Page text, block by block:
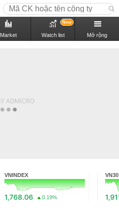
Market Watch list
New
Mở rộng
VNINDEX
1,768.06 0.19%
VN30